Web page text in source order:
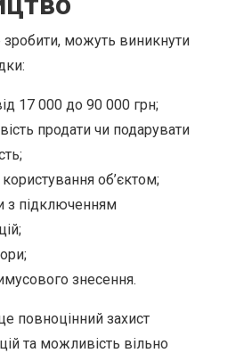
можуть виникнути
17 000 до 90 000 грн;
продати чи подарувати
об’єктом;
з підключенням
знесення.
повноцінний захист
та можливість вільно